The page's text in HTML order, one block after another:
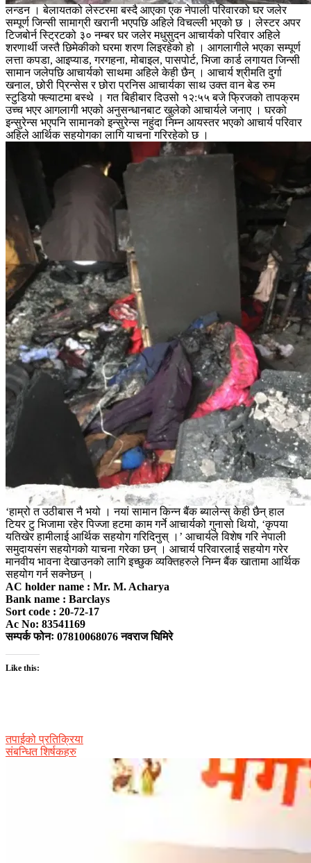
लन्डन । बेलायतको लेस्टरमा बस्दै आएका एक नेपाली परिवारको घर जलेर
सम्पूर्ण जिन्सी सामाग्री खरानी भएपछि अहिले विचल्ली भएको छ । लेस्टर अपर
टिजबोर्न स्ट्रिटको ३० नम्बर घर जलेर मधुसुदन आचार्यको परिवार अहिले
शरणार्थी जस्तै छिमेकीको घरमा शरण लिइरहेको हो । आगलागीले भएका सम्पूर्ण
लत्ता कपडा, आइप्याड, गरगहना, मोबाइल, पासपोर्ट, भिजा कार्ड लगायत जिन्सी
सामान जलेपछि आचार्यको साथमा अहिले केही छैन् । आचार्य श्रीमति दुर्गा
खनाल, छोरी प्रिन्सेस र छोरा प्रनिस आचार्यका साथ उक्त वान बेड रुम
स्टुडियो फ्ल्याटमा बस्थे । गत बिहीबार दिउसो १२:५५ बजे फ्रिजको तापक्रम
उच्च भएर आगलागी भएको अनुसन्धानबाट खुलेको आचार्यले जनाए । घरको
इन्सुरेन्स भएपनि सामानको इन्सुरेन्स नहुंदा निम्न आयस्तर भएको आचार्य परिवार
अहिले आर्थिक सहयोगका लागि याचना गरिरहेको छ ।
‘हाम्रो त उठीबास नै भयो । नयां सामान किन्न बैंक ब्यालेन्स् केही छैन् हाल
टियर टु भिजामा रहेर पिज्जा हटमा काम गर्ने आचार्यको गुनासो थियो, ‘कृपया
यतिखेर हामीलाई आर्थिक सहयोग गरिदिनुस् ।’ आचार्यले विशेष गरि नेपाली
समुदायसंग सहयोगको याचना गरेका छन् । आचार्य परिवारलाई सहयोग गरेर
मानवीय भावना देखाउनको लागि इच्छुक व्यक्तिहरुले निम्न बैंक खातामा आर्थिक
सहयोग गर्न सक्नेछन् ।
AC holder name : Mr. M. Acharya
Bank name : Barclays
Sort code : 20-72-17
Ac No: 83541169
सम्पर्क फोनः 07810068076 नवराज घिमिरे
Like this:
तपाईको प्रतिक्रिया
संबन्धित शिर्षकहरु